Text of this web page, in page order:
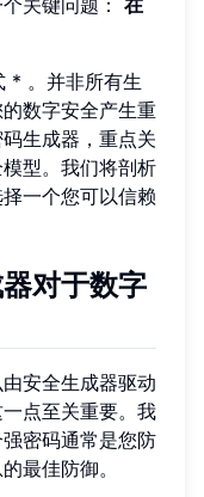
* 。并非所有生
数字安全产生重
生成器，重点关
型。我们将剖析
一个您可以信赖
对于数字
安全生成器驱动
点至关重要。我
密码通常是您防
最佳防御。